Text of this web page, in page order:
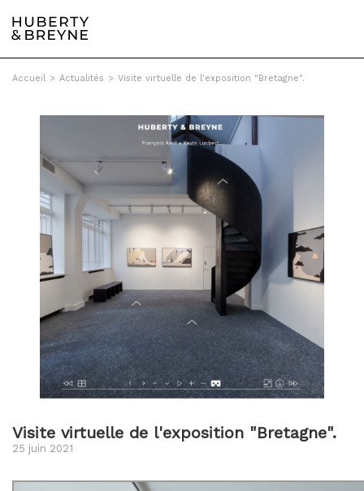
Accueil > Actualités > Visite virtuelle de l'exposition "Bretagne".
Visite virtuelle de l'exposition "Bretagne".
25 juin 2021